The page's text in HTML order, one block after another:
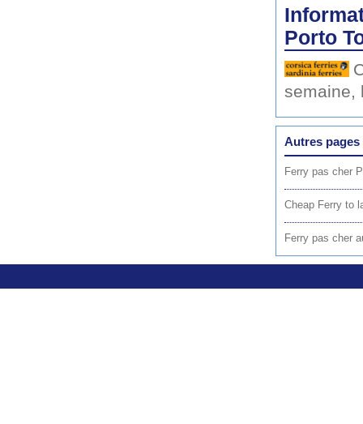
Porto
semaine,
Autres pages
Ferry pas cher
Cheap Ferry to
Ferry pas cher